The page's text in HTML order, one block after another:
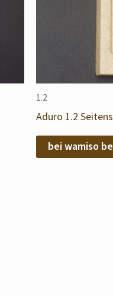
1.2
Aduro 1.2
bei wamiso